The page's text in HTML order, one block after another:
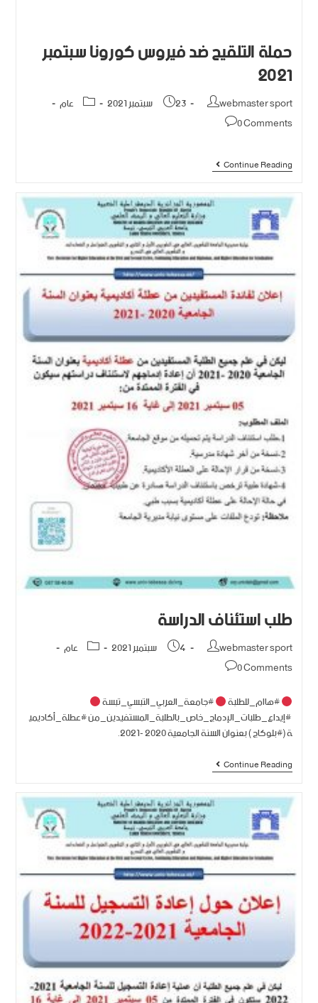
حملة التلقيح ضد فيروس كورونا سبتمبر
2021
webmaster sport 23 سبتمبر 2021
عام
0 Comments
Continue Reading
طلب استئناف الدراسة
webmaster sport 4 سبتمبر 2021
عام
0 Comments
#هاام_للطلبة #جامعة_العربي_التبسي_تبسة
#إيداع_طلبات_الإدماج_خاص_بالطلبة_المستفيدين_من #عطلة_أكاديمي
ة (#بلوكاج ) بعنوان السنة الجامعية 2020 -2021.
Continue Reading